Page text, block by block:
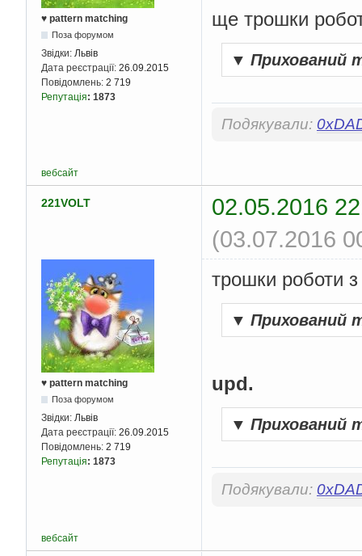
♥ pattern matching
Поза форумом
Звідки: Львів
Дата реєстрації: 26.09.2015
Повідомлень: 2 719
Репутація: 1873
ще трошки
▼ Прихований
Подякували:
вебсайт
221VOLT
02.05.2016
(03.07.2016
♥ pattern matching
Поза форумом
Звідки: Львів
Дата реєстрації: 26.09.2015
Повідомлень: 2 719
Репутація: 1873
трошки роботи
▼ Прихований
upd.
▼ Прихований
Подякували:
вебсайт